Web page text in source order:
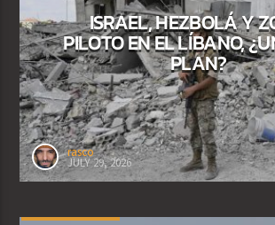
ISRAEL, HEZBOLÁ Y
PILOTO EN EL LÍBANO,
PLAN?
rasco
JULY 29, 2026